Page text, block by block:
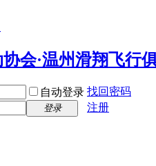
自动登录 找回密码
登录 注册